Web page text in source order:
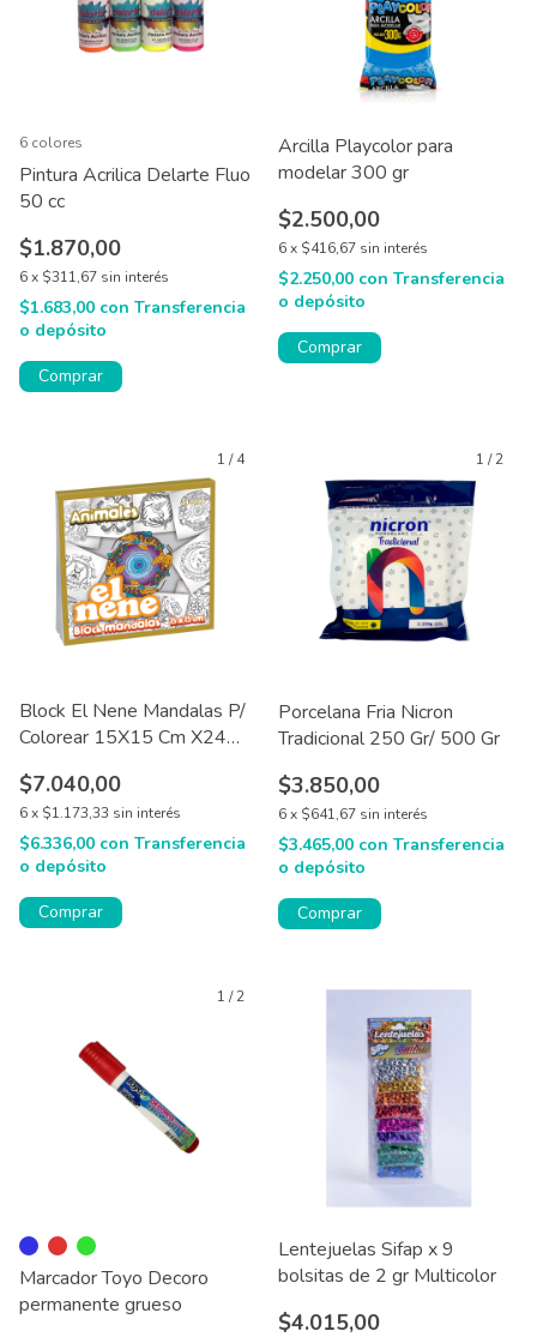
Pintura Acrilica Delarte Fluo
50 cc
$1.870,00
6x $311,67 sin interés
$1.683,00 con Transferencia
o depósito
6 colores
Comprar
Arcilla Playcolor para
modelar 300 gr
$2.500,00
6x $416,67 sin interés
$2.250,00 con Transferencia
o depósito
1 /4
Block El Nene Mandalas P/
Colorear 15X15 Cm X24
$7.040,00
6x $1.173,33 sin interés
$6.336,00 con Transferencia
o depósito
Comprar
1 /2
Porcelana Fria Nicron
Tradicional 250 Gr/ 500 Gr
$3.850,00
6x $641,67 sin interés
$3.465,00 con Transferencia
o depósito
Comprar
1 /2
Marcador Toyo Decoro
permanente grueso
Lentejuelas Sifap x 9
bolsitas de 2 gr Multicolor
$4.015,00